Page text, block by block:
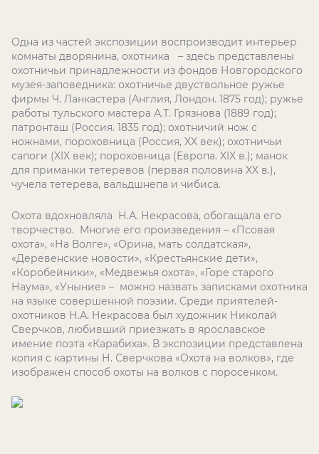
Одна из частей экспозиции воспроизводит интерьер
комнаты дворянина, охотника – здесь представлены
охотничьи принадлежности из фондов Новгородского
музея-заповедника: охотничье двуствольное ружье
фирмы Ч. Ланкастера (Англия, Лондон. 1875 год); ружье
работы тульского мастера А.Т. Грязнова (1889 год);
патронташ (Россия. 1835 год); охотничий нож с
ножнами, пороховница (Россия, XX век); охотничьи
сапоги (XIX век); пороховница (Европа. XIX в.); манок
для приманки тетеревов (первая половина XX в.),
чучела тетерева, вальдшнепа и чибиса.
Охота вдохновляла Н.А. Некрасова, обогащала его
творчество. Многие его произведения – «Псовая
охота», «На Волге», «Орина, мать солдатская»,
«Деревенские новости», «Крестьянские дети»,
«Коробейники», «Медвежья охота», «Горе старого
Наума», «Уныние» – можно назвать записками охотника
на языке совершенной поэзии. Среди приятелей-
охотников Н.А. Некрасова был художник Николай
Сверчков, любивший приезжать в ярославское
имение поэта «Карабиха». В экспозиции представлена
копия с картины Н. Сверчкова «Охота на волков», где
изображен способ охоты на волков с поросенком.